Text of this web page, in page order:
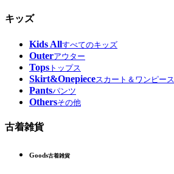
キッズ
Kids Allすべてのキッズ
Outerアウター
Tops トップス
Skirt&Onepieceスカート＆ワンピース
Pantsパンツ
Othersその他
古着雑貨
Goods古着雑貨